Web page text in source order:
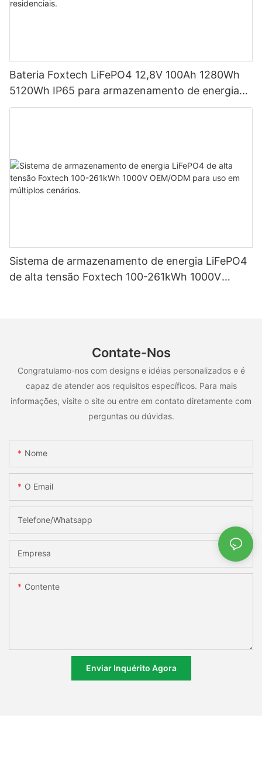
Bateria Foxtech LiFePO4 12,8V 100Ah 1280Wh
5120Wh IP65 para armazenamento de energia
em sistemas solares residenciais.
Sistema de armazenamento de energia LiFePO4
de alta tensão Foxtech 100-261kWh 1000V
Contate-Nos
Congratulamo-nos com designs e idéias personalizados e é
capaz de atender aos requisitos específicos. Para mais
informações, visite o site ou entre em contato diretamente com
perguntas ou dúvidas.
Nome
O Email
Telefone/whatsapp
Empresa
Contente
Enviar Inquérito Agora